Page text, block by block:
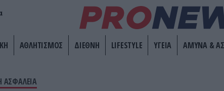
ΑΘΛΗΤΙΣΜΟΣ ΔΙΕΘΝΗ LIFESTYLE ΥΓΕΙΑ ΑΜΥΝΑ &
ΑΣΦΑΛΕΙΑ